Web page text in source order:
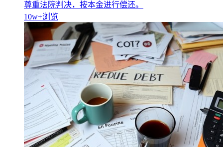
尊重法院判决，按本金进行偿还。
10w+浏览